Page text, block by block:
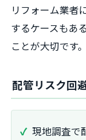
リフォーム業者
するケースもあ
ことが大切です。
配管リスク回
現地調査で